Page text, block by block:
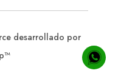
desarrollado por